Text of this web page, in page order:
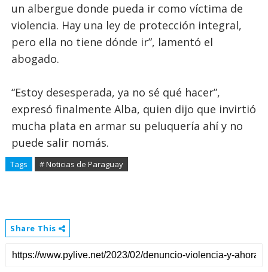
un albergue donde pueda ir como víctima de
violencia. Hay una ley de protección integral,
pero ella no tiene dónde ir”, lamentó el
abogado.
“Estoy desesperada, ya no sé qué hacer”,
expresó finalmente Alba, quien dijo que invirtió
mucha plata en armar su peluquería ahí y no
puede salir nomás.
Tags # Noticias de Paraguay
Share This